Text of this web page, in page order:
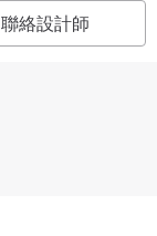
聯絡設計師